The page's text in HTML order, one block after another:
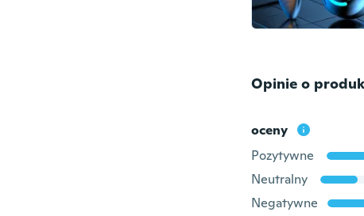
Opinie o
oceny
Pozytywne
Neutralny
Negatywne